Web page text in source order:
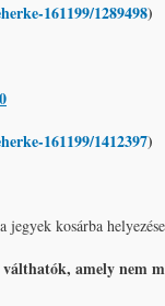
161199/1289498)
161199/1412397)
jegyek kosárba
válthatók, amely nem